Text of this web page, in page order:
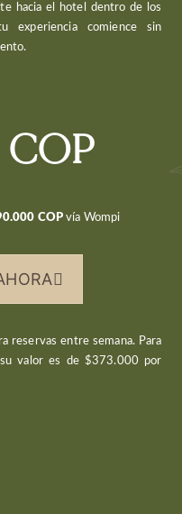
hacia el hotel dentro de los
experiencia comience sin
COP vía Wompi
reservas entre semana. Para
valor es de $373.000 por